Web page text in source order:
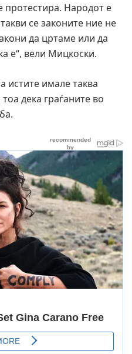
протестира. Народот е
се законите ние не
да цртаме или да
е“, вели Мицкоски.
истите имале таква
дека граѓаните во